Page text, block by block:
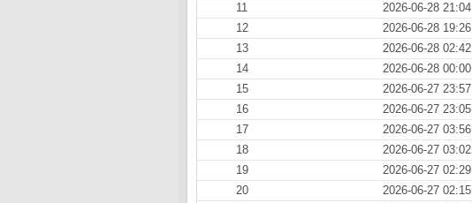
11
2026-06-28 21:04
12
2026-06-28 19:26
13
2026-06-28 02:42
14
2026-06-28 00:00
15
2026-06-27 23:57
16
2026-06-27 23:05
17
2026-06-27 03:56
18
2026-06-27 03:02
19
2026-06-27 02:29
20
2026-06-27 02:15